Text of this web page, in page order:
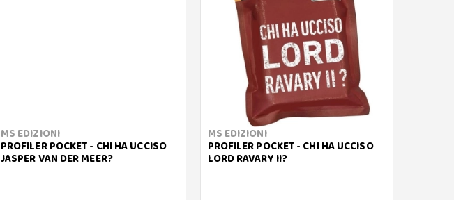
MS EDIZIONI
PROFILER POCKET - CHI HA UCCISO
JASPER VAN DER MEER?
MS EDIZIONI
PROFILER POCKET - CHI HA UCCISO
LORD RAVARY II?